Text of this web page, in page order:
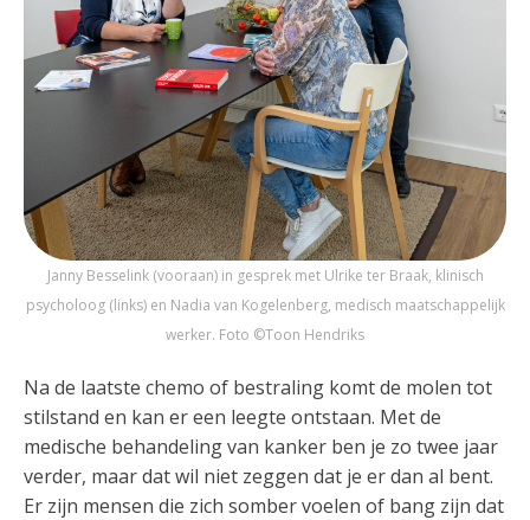
Janny Besselink (vooraan) in gesprek met Ulrike ter Braak, klinisch
psycholoog (links) en Nadia van Kogelenberg, medisch maatschappelijk
werker. Foto ©Toon Hendriks
Na de laatste chemo of bestraling komt de molen tot
stilstand en kan er een leegte ontstaan. Met de
medische behandeling van kanker ben je zo twee jaar
verder, maar dat wil niet zeggen dat je er dan al bent.
Er zijn mensen die zich somber voelen of bang zijn dat